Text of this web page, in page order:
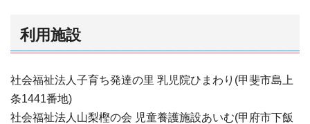
利用施設
社会福祉法人子育ち発達の里 乳児院ひまわり(甲斐市島上
条1441番地)
社会福祉法人山梨樫の会 児童養護施設あいむ(甲府市下飯